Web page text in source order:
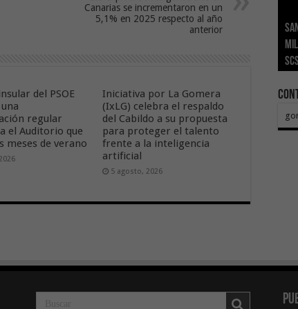
Canarias se incrementaron en un
5,1% en 2025 respecto al año
anterior
del PSOE
regular
el Auditorio que
meses de verano
Iniciativa por La Gomera
(IxLG) celebra el respaldo
del Cabildo a su propuesta
para proteger el talento
frente a la inteligencia
artificial
5 agosto, 2026
SCS
El